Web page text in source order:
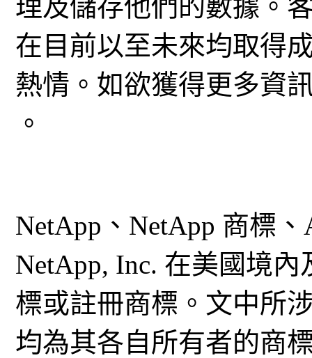
理及儲存他們的數據。
在目前以至未來均取得
熱情。如欲獲得更多資
。
NetApp、NetApp 商標、
NetApp, Inc. 在美國境
標或註冊商標。文中所
均為其各自所有者的商